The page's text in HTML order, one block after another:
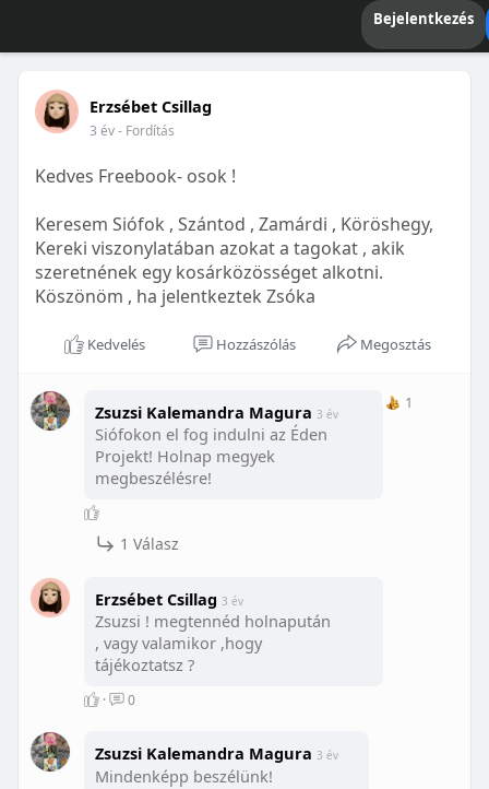
Bejelentkezés
Erzsébet Csillag
3 év- Fordítás
Kedves Freebook- osok !
Keresem Siófok , Szántod , Zamárdi , Köröshegy,
Kereki viszonylatában azokat a tagokat , akik
szeretnének egy kosárközösséget alkotni.
Köszönöm , ha jelentkeztek Zsóka
Kedvelés Hozzászólás Megosztás
Zsuzsi Kalemandra Magura 3 év
Siófokon el fog indulni az Éden
Projekt! Holnap megyek
megbeszélésre!
1
1 Válasz
Erzsébet Csillag 3 év
Zsuzsi ! megtennéd holnapután
, vagy valamikor ,hogy
tájékoztatsz ?
· 0
Zsuzsi Kalemandra Magura 3 év
Mindenképp beszélünk!